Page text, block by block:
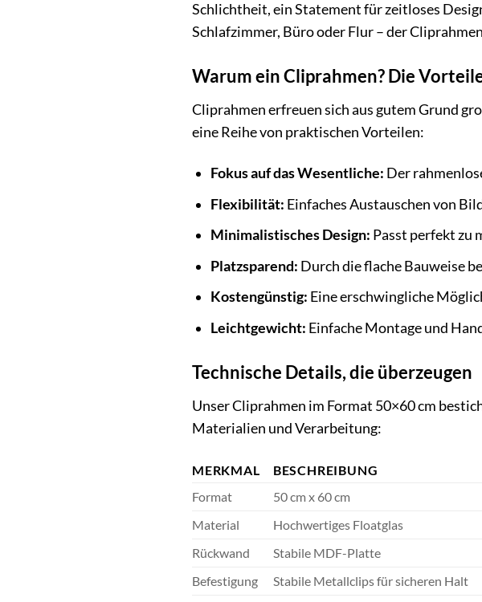
Schlichtheit, ein Statement für zeitloses
Schlafzimmer, Büro oder Flur – der
Warum ein Cliprahmen? Die
Cliprahmen erfreuen sich aus gutem Grund
eine Reihe von praktischen Vorteilen:
Fokus auf das Wesentliche: Der
Flexibilität: Einfaches Austauschen von
Minimalistisches Design: Passt perfekt zu
Platzsparend: Durch die flache Bauweise
Kostengünstig: Eine erschwingliche
Leichtgewicht: Einfache Montage und
Technische Details, die überzeugen
Unser Cliprahmen im Format 50×60 cm
Materialien und Verarbeitung:
MERKMAL
BESCHREIBUNG
Format
50 cm x 60 cm
Material
Hochwertiges Floatglas
Rückwand
Stabile MDF-Platte
Befestigung
Stabile Metallclips für sicheren Halt